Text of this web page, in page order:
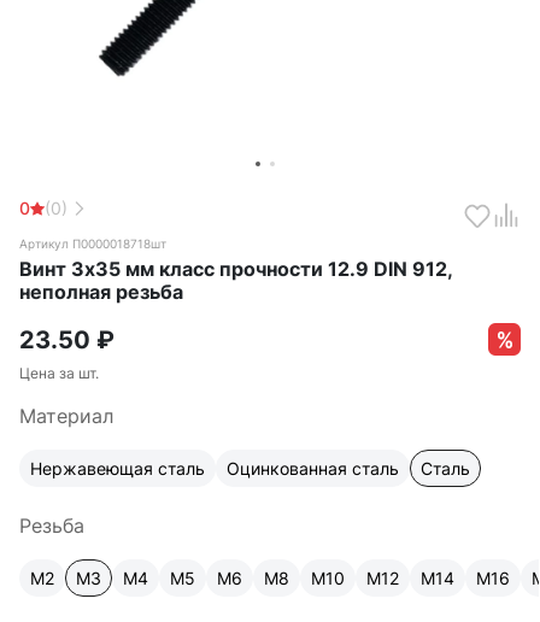
0 (0)
Артикул П0000018718шт
Винт 3х35 мм класс прочности 12.9 DIN 912,
неполная резьба
23.50 ₽
Цена за шт.
Материал
Нержавеющая сталь Оцинкованная сталь Сталь
Резьба
М2 М3 М4 М5 М6 М8 М10 М12 М14 М16